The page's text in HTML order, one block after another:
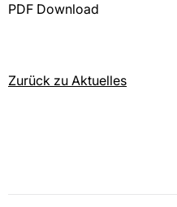
PDF Download
Zurück zu Aktuelles